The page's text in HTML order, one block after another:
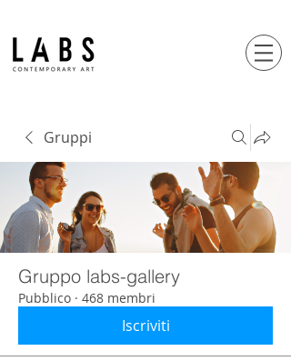
Gruppi
Gruppo labs-gallery
Pubblico · 468 membri
Iscriviti